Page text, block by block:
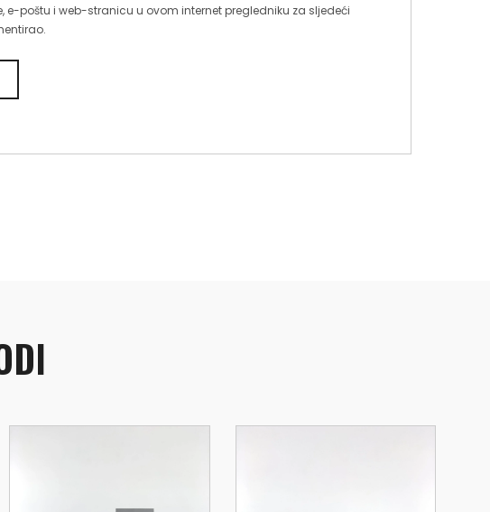
e-poštu i web-stranicu u ovom internet pregledniku za sljedeći